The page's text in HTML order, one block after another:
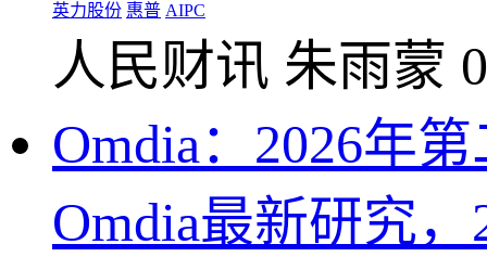
英力股份 惠普 AIPC
人民财讯 朱雨蒙
Omdia：2026年
Omdia最新研究